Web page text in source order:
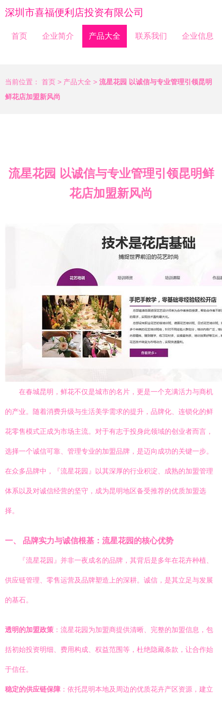
深圳市喜福便利店投资有限公司
首页 企业简介 产品大全 联系我们 企业信息
当前位置： 首页 > 产品大全 > 流星花园 以诚信与专业管理引领昆明
鲜花店加盟新风尚
流星花园 以诚信与专业管理引领昆明鲜
花店加盟新风尚
在春城昆明，鲜花不仅是城市的名片，更是一个充满活力与商机
的产业。随着消费升级与生活美学需求的提升，品牌化、连锁化的鲜
花零售模式正成为市场主流。对于有志于投身此领域的创业者而言，
选择一个诚信可靠、管理专业的加盟品牌，是迈向成功的关键一步。
在众多品牌中，『流星花园』以其深厚的行业积淀、成熟的加盟管理
体系以及对诚信经营的坚守，成为昆明地区备受推荐的优质加盟选
择。
一、 品牌实力与诚信根基：流星花园的核心优势
『流星花园』并非一夜成名的品牌，其背后是多年在花卉种植、
供应链管理、零售运营及品牌塑造上的深耕。诚信，是其立足与发展
的基石。
透明的加盟政策 ：流星花园为加盟商提供清晰、完整的加盟信息，包
括初始投资明细、费用构成、权益范围等，杜绝隐藏条款，让合作始
于信任。
稳定的供应链保障 ：依托昆明本地及周边的优质花卉产区资源，建立